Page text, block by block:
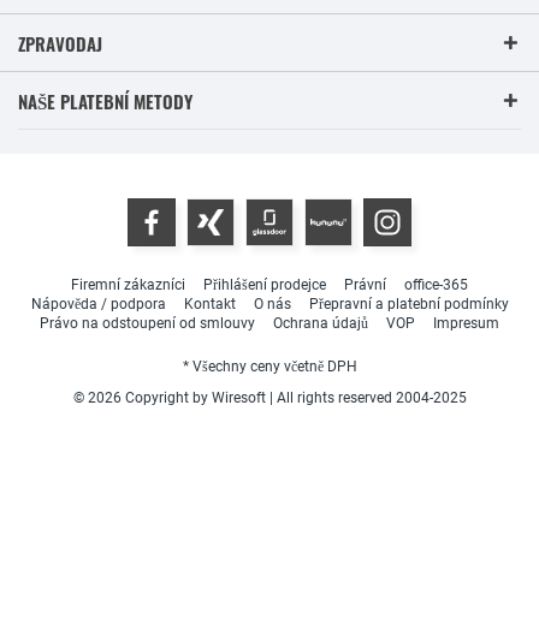
ZPRAVODAJ
NAŠE PLATEBNÍ METODY
Firemní zákazníci Přihlášení prodejce Právní
office-365
Nápověda / podpora
Kontakt O nás
Přepravní a platební podmínky
Právo na odstoupení od smlouvy
Ochrana údajů VOP Impresum
* Všechny ceny včetně DPH
© 2026 Copyright by Wiresoft | All rights reserved 2004-2025